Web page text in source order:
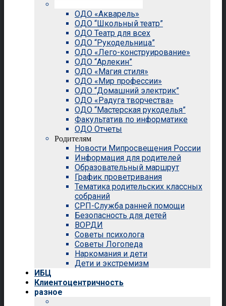
ОДО «Акварель»
ОДО “Школьный театр”
ОДО Театр для всех
ОДО “Рукодельница”
ОДО «Лего-конструирование»
ОДО “Арлекин”
ОДО «Магия стиля»
ОДО «Мир профессии»
ОДО “Домашний электрик”
ОДО «Радуга творчества»
ОДО “Мастерская рукоделья”
Факультатив по информатике
ОДО Отчеты
Родителям
Новости Мипросвещения России
Информация для родителей
Образовательный маршрут
График проветривания
Тематика родительских классных
собраний
СРП-Служба ранней помощи
Безопасность для детей
ВОРДИ
Советы психолога
Советы Логопеда
Наркомания и дети
Дети и экстремизм
ИБЦ
Клиентоцентричность
разное